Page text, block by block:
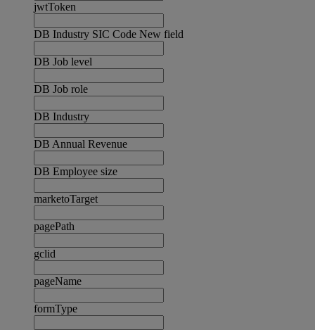
jwtToken
DB Industry SIC Code New field
DB Job level
DB Job role
DB Industry
DB Annual Revenue
DB Employee size
marketoTarget
pagePath
gclid
pageName
formType